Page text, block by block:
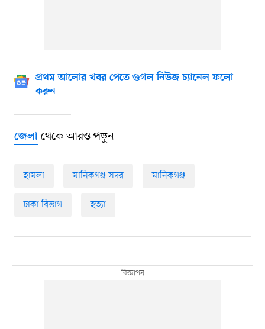
প্রথম আলোর খবর পেতে গুগল নিউজ চ্যানেল ফলো
করুন
জেলাথেকে আরও পড়ুন
হামলা মানিকগঞ্জ সদর মানিকগঞ্জ
ঢাকা বিভাগ হত্যা